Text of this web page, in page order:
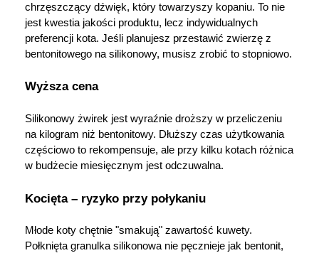
dostosowania zawartości serwisu do Twoich
preferencji. Więcej informacji znajdziesz w
chrzęszczący dźwięk, który towarzyszy kopaniu. To nie
jest kwestia jakości produktu, lecz indywidualnych
preferencji kota. Jeśli planujesz przestawić zwierzę z
bentonitowego na silikonowy, musisz zrobić to stopniowo.
Wyższa cena
Silikonowy żwirek jest wyraźnie droższy w przeliczeniu
na kilogram niż bentonitowy. Dłuższy czas użytkowania
częściowo to rekompensuje, ale przy kilku kotach różnica
w budżecie miesięcznym jest odczuwalna.
Kocięta – ryzyko przy połykaniu
Młode koty chętnie "smakują" zawartość kuwety.
Połknięta granulka silikonowa nie pęcznieje jak bentonit,